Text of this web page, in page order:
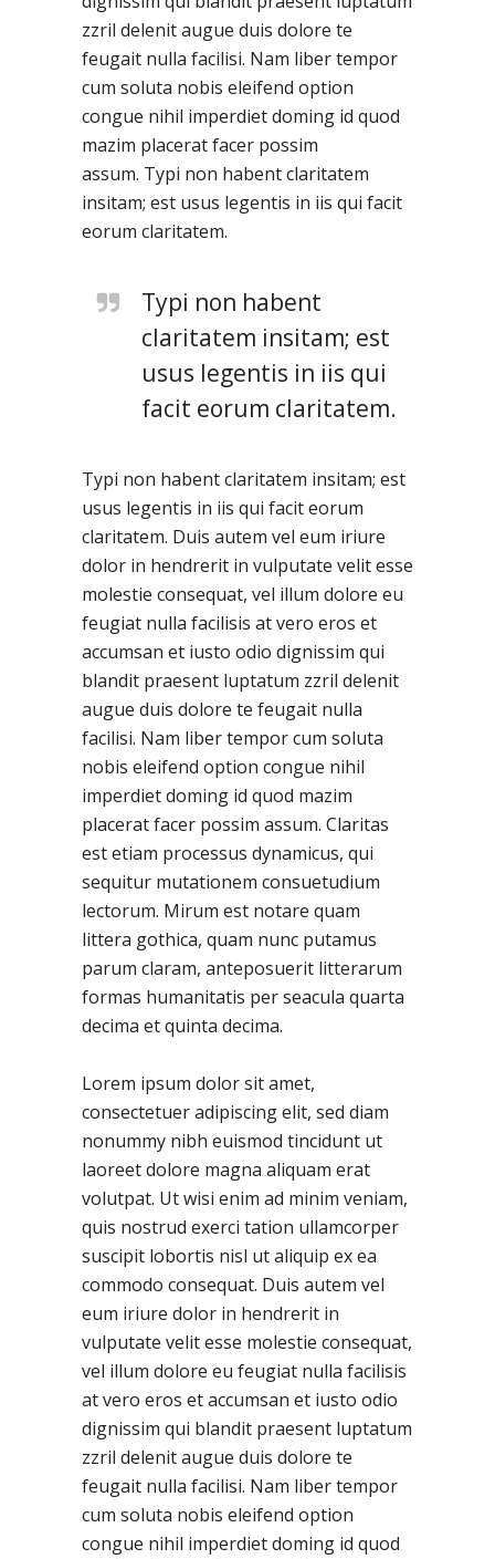
zzril delenit augue duis dolore te
feugait nulla facilisi. Nam liber tempor
cum soluta nobis eleifend option
congue nihil imperdiet doming id quod
mazim placerat facer possim
assum. Typi non habent claritatem
insitam; est usus legentis in iis qui facit
eorum claritatem.
Typi non habent
claritatem insitam; est
usus legentis in iis qui
facit eorum claritatem.
Typi non habent claritatem insitam; est
usus legentis in iis qui facit eorum
claritatem. Duis autem vel eum iriure
dolor in hendrerit in vulputate velit esse
molestie consequat, vel illum dolore eu
feugiat nulla facilisis at vero eros et
accumsan et iusto odio dignissim qui
blandit praesent luptatum zzril delenit
augue duis dolore te feugait nulla
facilisi. Nam liber tempor cum soluta
nobis eleifend option congue nihil
imperdiet doming id quod mazim
placerat facer possim assum. Claritas
est etiam processus dynamicus, qui
sequitur mutationem consuetudium
lectorum. Mirum est notare quam
littera gothica, quam nunc putamus
parum claram, anteposuerit litterarum
formas humanitatis per seacula quarta
decima et quinta decima.
Lorem ipsum dolor sit amet,
consectetuer adipiscing elit, sed diam
nonummy nibh euismod tincidunt ut
laoreet dolore magna aliquam erat
volutpat. Ut wisi enim ad minim veniam,
quis nostrud exerci tation ullamcorper
suscipit lobortis nisl ut aliquip ex ea
commodo consequat. Duis autem vel
eum iriure dolor in hendrerit in
vulputate velit esse molestie consequat,
vel illum dolore eu feugiat nulla facilisis
at vero eros et accumsan et iusto odio
dignissim qui blandit praesent luptatum
zzril delenit augue duis dolore te
feugait nulla facilisi. Nam liber tempor
cum soluta nobis eleifend option
congue nihil imperdiet doming id quod